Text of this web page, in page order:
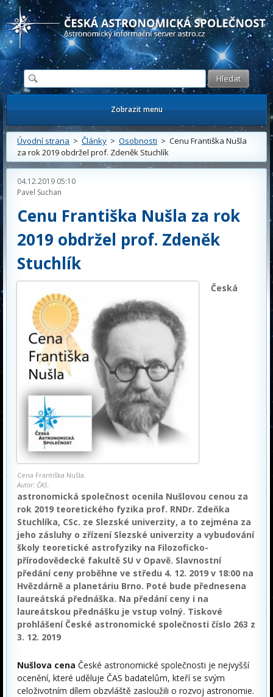
Česká astronomická společnost - Informační astronomický server
Zobrazit menu
Úvodní strana > Články > Osobnosti > Cenu Františka Nušla
za rok 2019 obdržel prof. Zdeněk Stuchlík
04.12.2019 05:10
Pavel Suchan
Cenu Františka Nušla za rok
2019 obdržel prof. Zdeněk
Stuchlík
Cena Františka Nušla.
Autor: ČAS.
Česká
astronomická společnost ocenila Nušlovou cenou za
rok 2019 teoretického fyzika prof. RNDr. Zdeňka
Stuchlíka, CSc. ze Slezské univerzity, a to zejména za
jeho zásluhy o zřízení Slezské univerzity a vybudování
školy teoretické astrofyziky na Filozoficko-
přírodovědecké fakultě SU v Opavě. Slavnostní
předání ceny proběhne ve středu 4. 12. 2019 v 18:00 na
Hvězdárně a planetáriu Brno. Poté bude přednesena
laureátská přednáška. Na předání ceny i na
laureátskou přednášku je vstup volný. Tiskové
prohlášení České astronomické společnosti číslo 263 z
3. 12. 2019
Nušlova cena České astronomické společnosti je nejvyšší
ocenění, které uděluje ČAS badatelům, kteří se svým
celoživotním dílem obzvláště zasloužili o rozvoj astronomie.